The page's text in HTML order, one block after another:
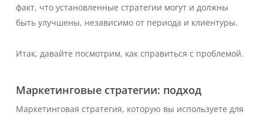
факт, что установленные стратегии могут и должны
быть улучшены, независимо от периода и клиентуры.
Итак, давайте посмотрим, как справиться с проблемой.
Маркетинговые стратегии: подход
Маркетинговая стратегия, которую вы используете для